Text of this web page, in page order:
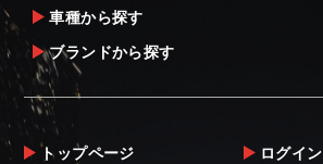
とは予めご了承ください。
お届け商品について
商品到着後は速やかに開封のう
確認下さい。
車種から探す
ブランドから探す
トップページ
ログイン